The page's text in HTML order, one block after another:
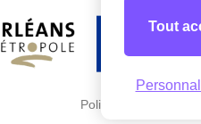
Politique de
Tout